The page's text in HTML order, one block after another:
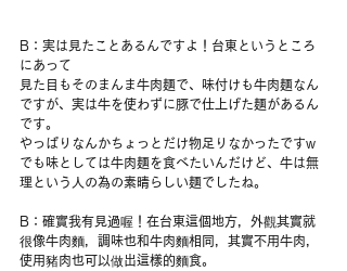
B：実は見たことあるんですよ！台東というところ
にあって
見た目もそのまんま牛肉麺で、味付けも牛肉麺なん
ですが、実は牛を使わずに豚で仕上げた麺があるん
です。
やっぱりなんかちょっとだけ物足りなかったですw
でも味としては牛肉麺を食べたいんだけど、牛は無
理という人の為の素晴らしい麺でしたね。
B：確實我有見過喔！在台東這個地方，外觀其實就
很像牛肉麵，調味也和牛肉麵相同，其實不用牛肉，
使用豬肉也可以做出這樣的麵食。